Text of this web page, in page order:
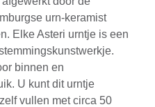
urn-keramist
Elke Asteri urntje is een
binnen en
U kunt dit urntje
vullen met circa 50